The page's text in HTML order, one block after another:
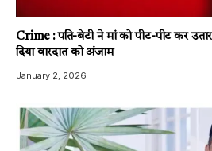
Crime : पति-बेटी ने मां को पीट-पीट कर
दिया वारदात को अंजाम
January 2, 2026